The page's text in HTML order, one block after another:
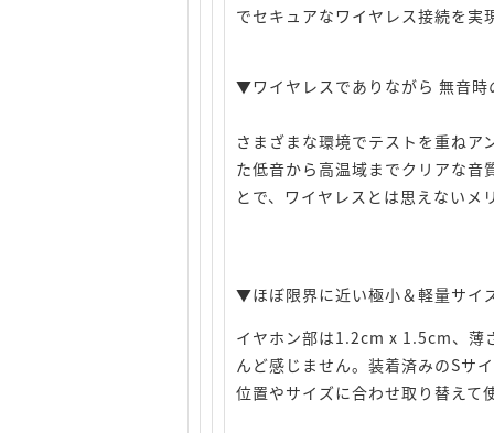
でセキュアなワイヤレス接続を実
▼ワイヤレスでありながら 無音時
さまざまな環境でテストを重ね
た低音から高温域までクリアな
とで、ワイヤレスとは思えない
▼ほぼ限界に近い極小＆軽量サイ
イヤホン部は1.2cm x 1.5cm、薄
んど感じません。装着済みのSサ
位置やサイズに合わせ取り替えて